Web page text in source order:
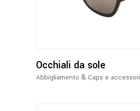
Occhiali da sole
Abbigliamento & Caps e accessori